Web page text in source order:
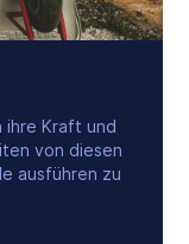
ihre Kraft und
von diesen
ausführen zu